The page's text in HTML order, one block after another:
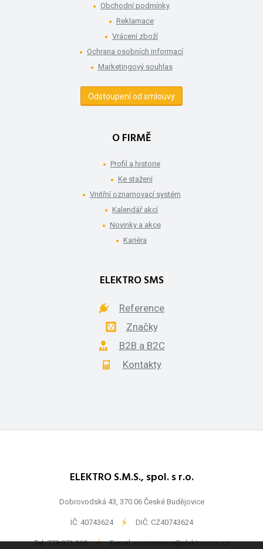
Obchodní podmínky
Reklamace
Vrácení zboží
Ochrana osobních informací
Marketingový souhlas
Odstoupení od smlouvy
O FIRMĚ
Profil a historie
Ke stažení
Vnitřní oznamovací systém
Kalendář akcí
Novinky a akce
Kariéra
ELEKTRO SMS
Reference
Značky
B2B a B2C
Kontakty
ELEKTRO S.M.S., spol. s r.o.
Dobrovodská 43, 370 06 České Budějovice
IČ: 40743624 - DIČ: CZ40743624
Tel:778 971 369 - E-mail:ecommerce@elektrosms.cz